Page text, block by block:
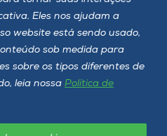
Eles nos ajudam a
website está sendo usado,
sob medida para
sobre os tipos diferentes de
leia nossa Política de